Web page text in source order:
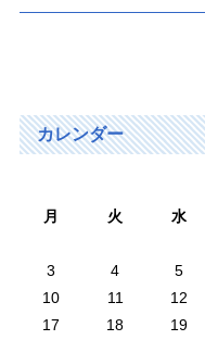
カレンダー
月
火 水
3
4 5
10
11 12
17
18 19